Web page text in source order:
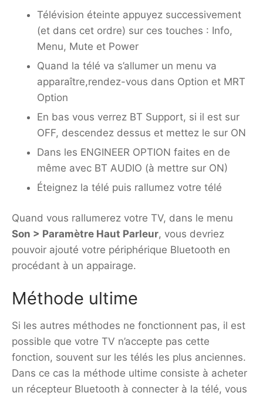
Télévision éteinte appuyez successivement
(et dans cet ordre) sur ces touches : Info,
Menu, Mute et Power
Quand la télé va s’allumer un menu va
apparaître,rendez-vous dans Option et MRT
Option
En bas vous verrez BT Support, si il est sur
OFF, descendez dessus et mettez le sur ON
Dans les ENGINEER OPTION faites en de
même avec BT AUDIO (à mettre sur ON)
Éteignez la télé puis rallumez votre télé
Quand vous rallumerez votre TV, dans le menu
Son > Paramètre Haut Parleur, vous devriez
pouvoir ajouté votre périphérique Bluetooth en
procédant à un appairage.
Méthode ultime
Si les autres méthodes ne fonctionnent pas, il est
possible que votre TV n’accepte pas cette
fonction, souvent sur les télés les plus anciennes.
Dans ce cas la méthode ultime consiste à acheter
un récepteur Bluetooth à connecter à la télé, vous